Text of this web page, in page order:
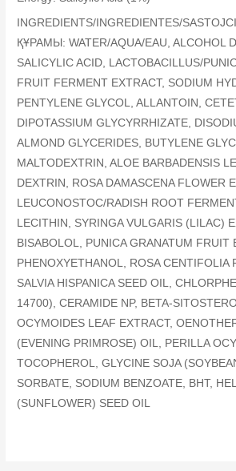
INGREDIENTS/INGREDIENTES/
ҚҰРАМЫ: WATER/AQUA/EAU, ALCOHOL
SALICYLIC ACID, LACTOBACILLUS/
FRUIT FERMENT EXTRACT, SODIUM
PENTYLENE GLYCOL, ALLANTOIN,
DIPOTASSIUM GLYCYRRHIZATE,
ALMOND GLYCERIDES, BUTYLENE
MALTODEXTRIN, ALOE BARBADENSIS
DEXTRIN, ROSA DAMASCENA FLOWER
LEUCONOSTOC/RADISH ROOT
LECITHIN, SYRINGA VULGARIS (LILAC)
BISABOLOL, PUNICA GRANATUM FRUIT
PHENOXYETHANOL, ROSA CENTIFOLIA
SALVIA HISPANICA SEED OIL,
14700), CERAMIDE NP, BETA-
OCYMOIDES LEAF EXTRACT,
(EVENING PRIMROSE) OIL, PERILLA
TOCOPHEROL, GLYCINE SOJA
SORBATE, SODIUM BENZOATE, BHT,
(SUNFLOWER) SEED OIL